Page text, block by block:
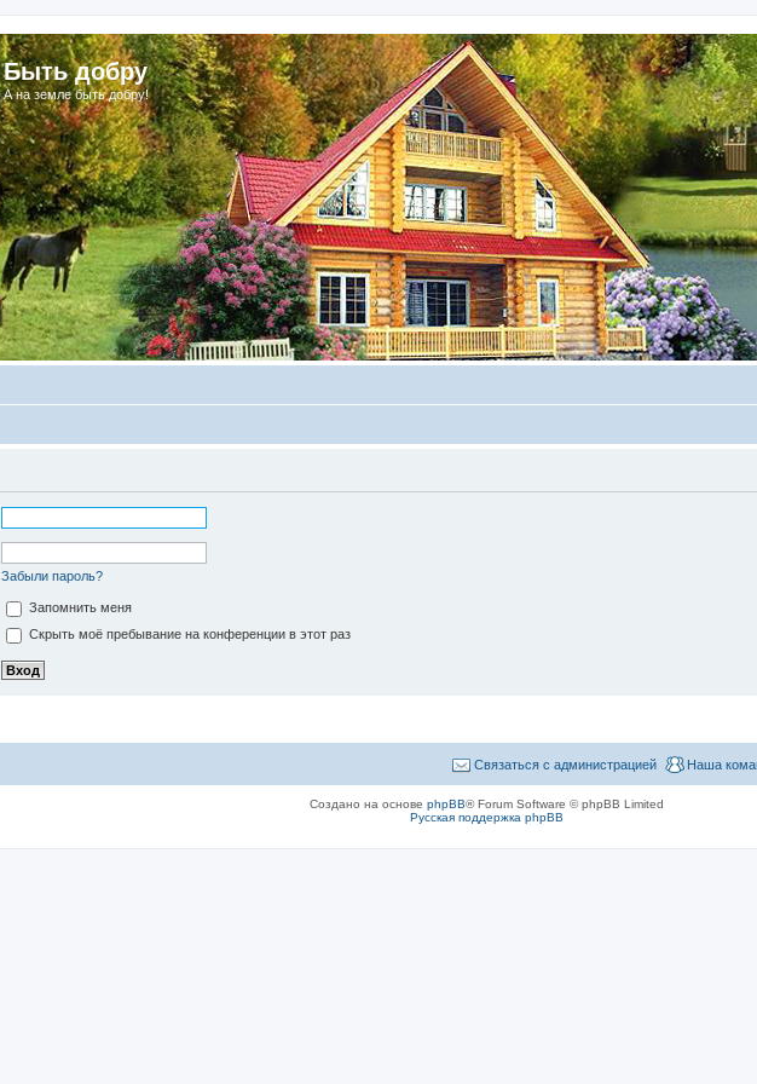
Быть добру
А на земле быть добру!
Забыли пароль?
Запомнить меня
Скрыть моё пребывание на конференции в этот раз
Наша
Связаться с администрацией
Создано на основе phpBB® Forum Software © phpBB Limited
Русская поддержка phpBB